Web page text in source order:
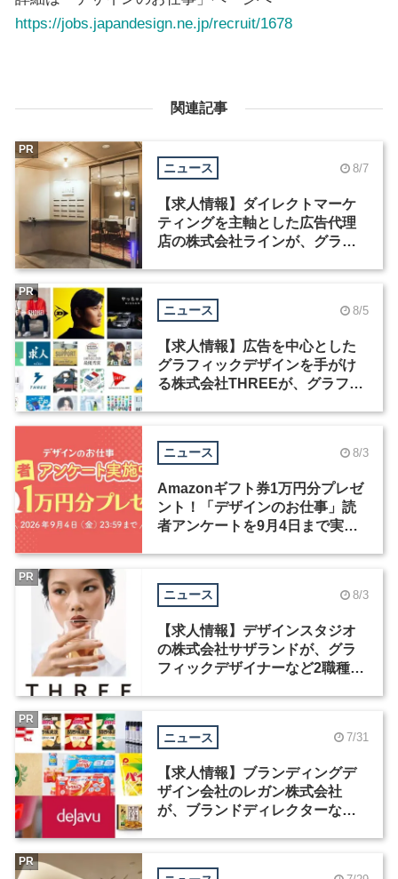
https://jobs.japandesign.ne.jp/recruit/1678
関連記事
ニュース 8/7
【求人情報】ダイレクトマーケ
ティングを主軸とした広告代理
店の株式会社ラインが、グラフ
PR
ニュース 8/5
【求人情報】広告を中心とした
グラフィックデザインを手がけ
る株式会社THREEが、グラフィ
PR
ニュース 8/3
Amazonギフト券1万円分プレゼ
ント！「デザインのお仕事」読
者アンケートを9月4日まで実施
ニュース 8/3
【求人情報】デザインスタジオ
の株式会社サザランドが、グラ
フィックデザイナーなど2職種を
PR
ニュース 7/31
【求人情報】ブランディングデ
ザイン会社のレガン株式会社
が、ブランドディレクターなど3
PR
PR